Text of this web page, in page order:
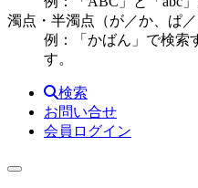
濁点・半濁点（が／か、ぱ
例：「かばん」で検索
す。
検索
お問い合せ
会員ログイン